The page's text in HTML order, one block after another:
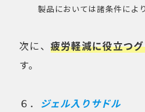
製品においては諸条件によ
次に、 疲労軽減に役立つ
す。
６．
ジェル入りサドル